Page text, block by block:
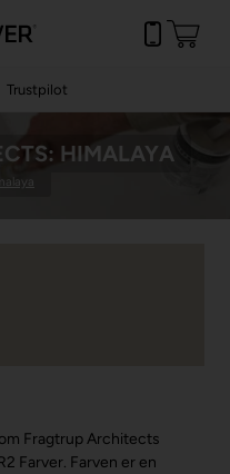
Trustpilot
HIMALAYA
Fragtrup Architects
Farver. Farven er en